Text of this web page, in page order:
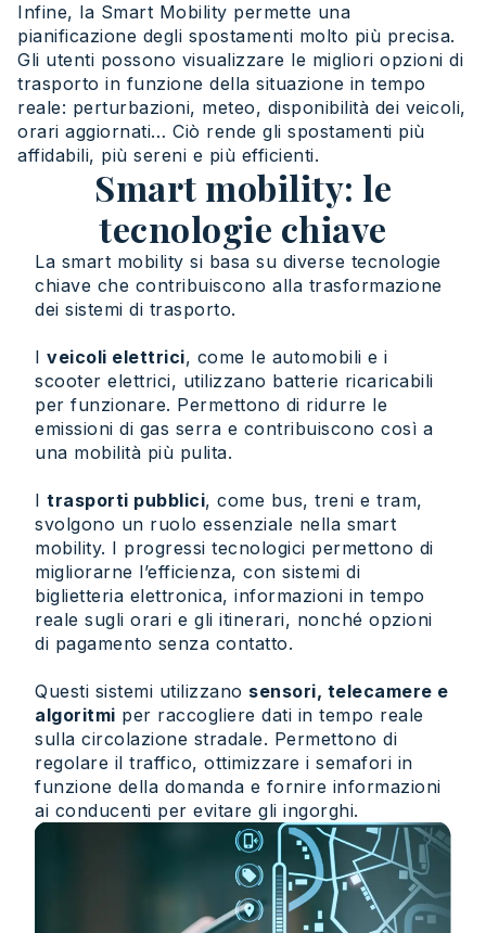
Infine, la Smart Mobility permette una
pianificazione degli spostamenti molto più precisa.
Gli utenti possono visualizzare le migliori opzioni di
trasporto in funzione della situazione in tempo
reale: perturbazioni, meteo, disponibilità dei veicoli,
orari aggiornati… Ciò rende gli spostamenti più
affidabili, più sereni e più efficienti.
Smart mobility: le
tecnologie chiave
La smart mobility si basa su diverse tecnologie
chiave che contribuiscono alla trasformazione
dei sistemi di trasporto.
I veicoli elettrici, come le automobili e i
scooter elettrici, utilizzano batterie ricaricabili
per funzionare. Permettono di ridurre le
emissioni di gas serra e contribuiscono così a
una mobilità più pulita.
I trasporti pubblici, come bus, treni e tram,
svolgono un ruolo essenziale nella smart
mobility. I progressi tecnologici permettono di
migliorarne l’efficienza, con sistemi di
biglietteria elettronica, informazioni in tempo
reale sugli orari e gli itinerari, nonché opzioni
di pagamento senza contatto.
Questi sistemi utilizzano sensori, telecamere e
algoritmi per raccogliere dati in tempo reale
sulla circolazione stradale. Permettono di
regolare il traffico, ottimizzare i semafori in
funzione della domanda e fornire informazioni
ai conducenti per evitare gli ingorghi.